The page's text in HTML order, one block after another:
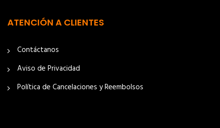
ATENCIÓN A CLIENTES
Contáctanos
Aviso de Privacidad
Política de Cancelaciones y Reembolsos